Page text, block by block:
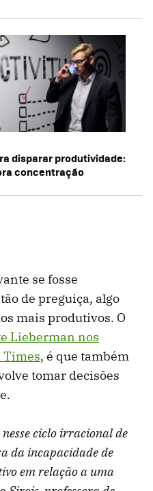
disparar produtividade:
concentração
se fosse
de preguiça, algo
mais produtivos. O
Lieberman nos
Times, é que também
tomar decisões
nesse ciclo irracional de
da incapacidade de
em relação a uma